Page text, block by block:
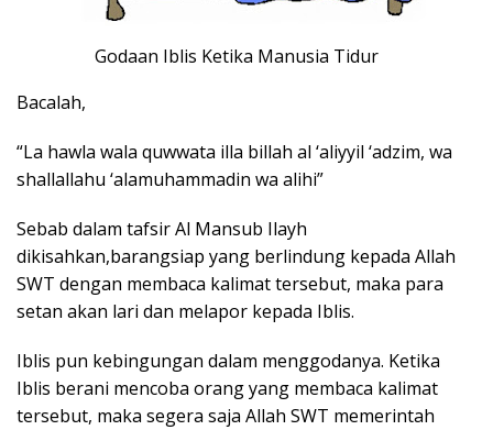
Godaan Iblis Ketika Manusia Tidur
Bacalah,
“La hawla wala quwwata illa billah al ‘aliyyil ‘adzim, wa
shallallahu ‘alamuhammadin wa alihi”
Sebab dalam tafsir Al Mansub Ilayh
dikisahkan,barangsiap yang berlindung kepada Allah
SWT dengan membaca kalimat tersebut, maka para
setan akan lari dan melapor kepada Iblis.
Iblis pun kebingungan dalam menggodanya. Ketika
Iblis berani mencoba orang yang membaca kalimat
tersebut, maka segera saja Allah SWT memerintah